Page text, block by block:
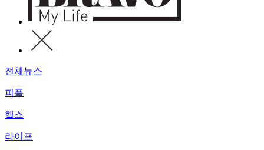
전체뉴스
피플
헬스
라이프